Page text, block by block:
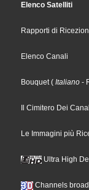
Elenco Satelliti
Rapporti di
Elenco Canali
Bouquet( Italiano -
Il Cimitero Dei
Le Immagini più
Ultra High
Channels